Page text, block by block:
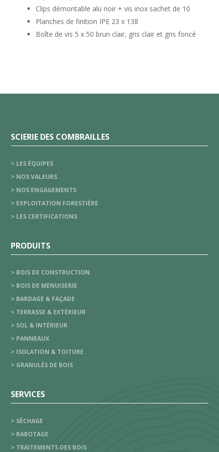
Clips démontable alu noir + vis inox sachet de 10
Planches de finition IPE 23 x 138
Boîte de vis 5 x 50 brun clair, gris clair et gris foncé
SCIERIE DES COMBRAILLES
> LES ÉQUIPES
> NOS VALEURS
> NOS ENGAGEMENTS
> EXPLOITATION FORESTIÈRE
> LES CERTIFICATIONS
PRODUITS
> BOIS DE CONSTRUCTION
> BOIS DE MENUISERIE
> BARDAGE & FAÇADE
> TERRASSE & EXTÉRIEUR
> SOL & INTÉRIEUR
> PANNEAUX
> ISOLATION & TOITURE
> GRANULÉS DE BOIS
SERVICES
> SÉCHAGE
> RABOTAGE
> TRAITEMENTS DES BOIS